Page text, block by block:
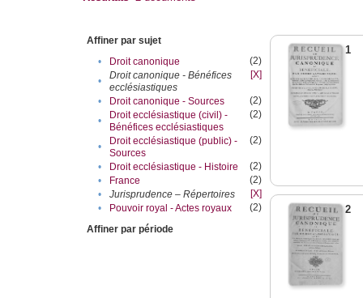
Affiner par sujet
•
Droit canonique
(2)
•
Droit canonique - Bénéfices
ecclésiastiques
[X]
• Droit canonique - Sources
(2)
•
Droit ecclésiastique (civil) -
Bénéfices ecclésiastiques
(2)
•
Droit ecclésiastique (public) -
Sources
(2)
• Droit ecclésiastique - Histoire
(2)
•
France
(2)
•
Jurisprudence – Répertoires
[X]
•
Pouvoir royal - Actes royaux
(2)
Affiner par période
1
2